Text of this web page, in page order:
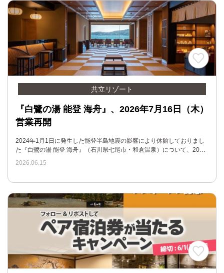
共立リゾート
『白鷺の湯 能登 海舟』、2026年7月16日（木）
営業再開
2024年1月1日に発生した能登半島地震の影響により休館しておりまし
た『白鷺の湯 能登 海舟』（石川県七尾市・和倉温泉）について、20…
2026.06.15